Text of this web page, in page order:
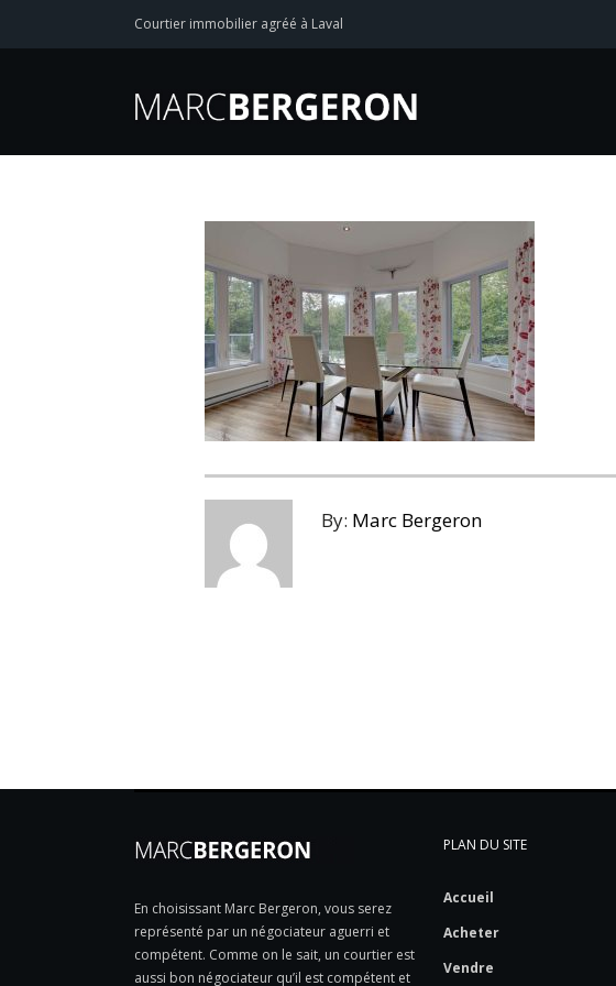
Courtier immobilier agréé à Laval
By: Marc Bergeron
En choisissant Marc Bergeron, vous serez
représenté par un négociateur aguerri et
compétent. Comme on le sait, un courtier est
aussi bon négociateur qu’il est compétent et
PLAN DU SITE
Accueil
Acheter
Vendre